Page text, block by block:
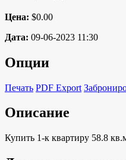
Цена: $0.00
Дата: 09-06-2023 11:30
Опции
Печать PDF Export
Описание
Купить 1-к квартиру 58.8